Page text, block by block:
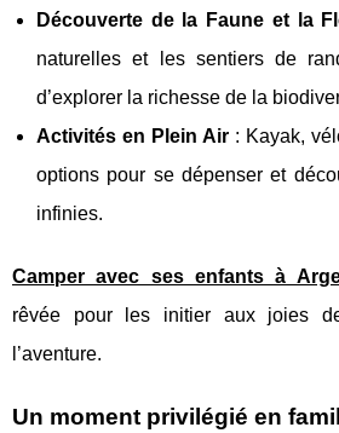
Découverte de la Faune et la
naturelles et les sentiers de
d’explorer la richesse de la
Activités en Plein Air : Kayak,
options pour se dépenser et
infinies.
Camper avec ses enfants à
rêvée pour les initier aux joies
l’aventure.
Un moment privilégié en